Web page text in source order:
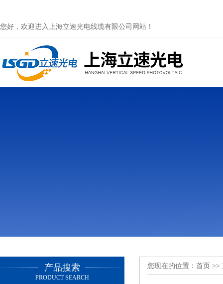
您好，欢迎进入上海立速光电线缆有限公司网站！
产品搜索
PRODUCT SEARCH
您现在的位置： 首页 >>